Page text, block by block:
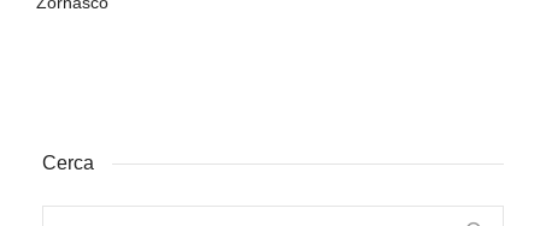
Cerca